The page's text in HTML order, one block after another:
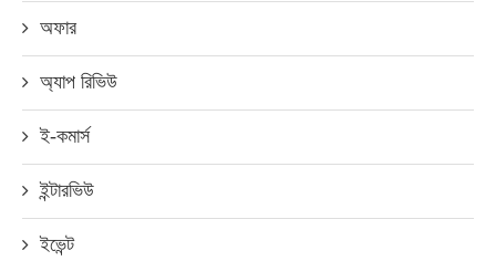
অফার
অ্যাপ রিভিউ
ই-কমার্স
ইন্টারভিউ
ইভেন্ট